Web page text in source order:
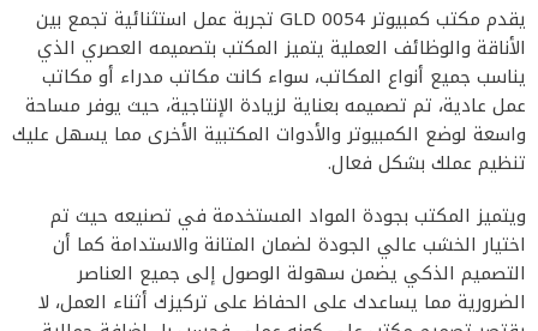
يقدم مكتب كمبيوتر GLD 0054 تجربة عمل استثنائية تجمع بين
الأناقة والوظائف العملية يتميز المكتب بتصميمه العصري الذي
يناسب جميع أنواع المكاتب، سواء كانت مكاتب مدراء أو مكاتب
عمل عادية، تم تصميمه بعناية لزيادة الإنتاجية، حيث يوفر مساحة
واسعة لوضع الكمبيوتر والأدوات المكتبية الأخرى مما يسهل عليك
تنظيم عملك بشكل فعال.
ويتميز المكتب بجودة المواد المستخدمة في تصنيعه حيث تم
اختيار الخشب عالي الجودة لضمان المتانة والاستدامة كما أن
التصميم الذكي يضمن سهولة الوصول إلى جميع العناصر
الضرورية مما يساعدك على الحفاظ على تركيزك أثناء العمل، لا